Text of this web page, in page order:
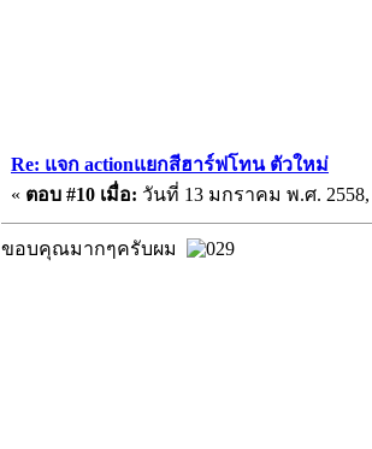
Re: แจก actionแยกสีฮาร์ฟโทน ตัวใหม่
« ตอบ #10 เมื่อ: วันที่ 13 มกราคม พ.ศ. 2558,
ขอบคุณมากๆครับผม